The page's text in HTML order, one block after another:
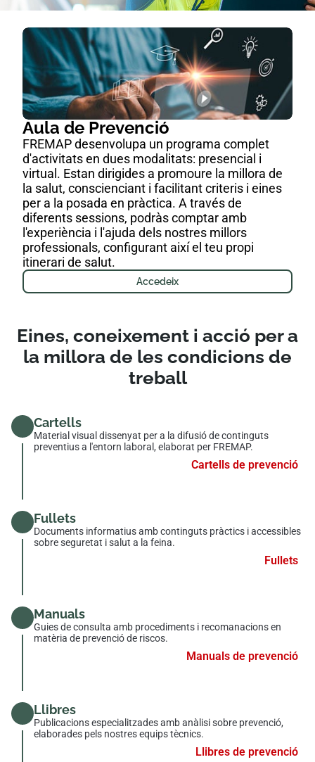
Aula de Prevenció
FREMAP desenvolupa un programa complet
d'activitats en dues modalitats: presencial i
virtual. Estan dirigides a promoure la millora de
la salut, conscienciant i facilitant criteris i eines
per a la posada en pràctica. A través de
diferents sessions, podràs comptar amb
l'experiència i l'ajuda dels nostres millors
professionals, configurant així el teu propi
itinerari de salut.
Accedeix
Eines, coneixement i acció per a
la millora de les condicions de
treball
Cartells
Material visual dissenyat per a la difusió de continguts
preventius a l'entorn laboral, elaborat per FREMAP.
Cartells de prevenció
Fullets
Documents informatius amb continguts pràctics i accessibles
sobre seguretat i salut a la feina.
Fullets
Manuals
Guies de consulta amb procediments i recomanacions en
matèria de prevenció de riscos.
Manuals de prevenció
Llibres
Publicacions especialitzades amb anàlisi sobre prevenció,
elaborades pels nostres equips tècnics.
Llibres de prevenció